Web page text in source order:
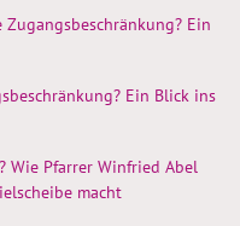
Ein
Ein Blick ins
Wie Pfarrer Winfried Abel
macht